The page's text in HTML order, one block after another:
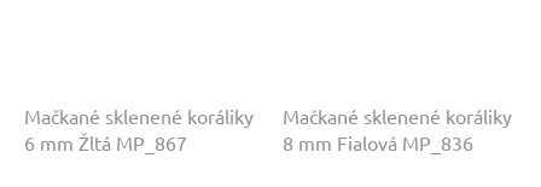
Mačkané sklenené koráliky
6 mm Žltá MP_867
Mačkané sklenené koráliky
8 mm Fialová MP_836